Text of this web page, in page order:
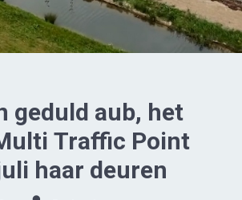
geduld aub, het
Traffic Point
haar deuren